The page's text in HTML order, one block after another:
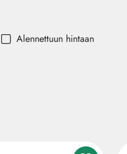
Alennettuun hintaan